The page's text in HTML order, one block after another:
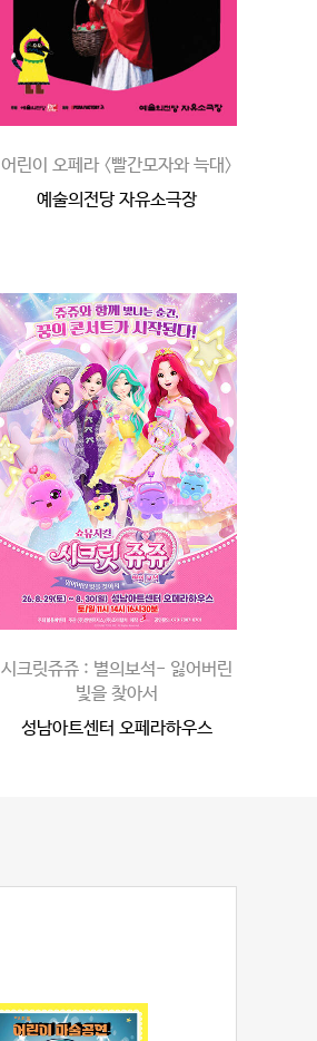
어린이 오페라 〈빨간모자와 늑대〉
예술의전당 자유소극장
시크릿쥬쥬 : 별의보석- 잃어버린
빛을 찾아서
성남아트센터 오페라하우스